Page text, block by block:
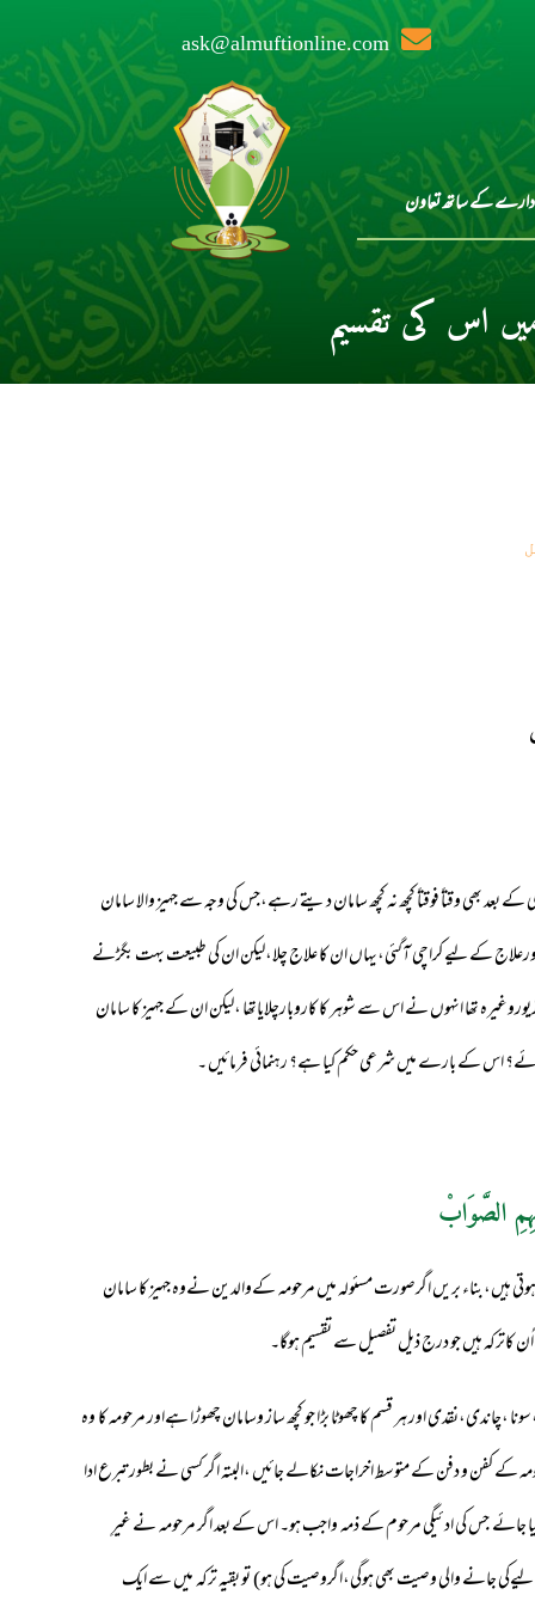
ask@almuftionline.com
کے ساتھ تعاون
اس کی تقسیم
بعد بھی وقتاً فوقتاً کچھ نہ کچھ سامان دیتے رہے،جس کی وجہ سے جہیز والا سامان
اورعلاج کے لیے کراچی آگئی،یہاں ان کا علاج چلا،لیکن ان کی طبیعت بہت بگڑنے
تھا انہوں نے اس سے شوہر کا کاروبارچلایاتھا ،لیکن ان کے جہیز کا سامان
جائے؟ اس کے بارے میں شرعی حکم کیا ہے؟ رہنمائی فرمائیں ۔
الصَّوَابْ
ہیں،بناء بریں اگرصورت مسئولہ میں مرحومہ کےوالدین نےوہ جہیز کا سامان
کاترکہ ہیں جو درج ذیل تفصیل سے تقسیم ہوگا۔
،چاندی،نقدی اور ہر قسم کا چھوٹا بڑا جو کچھ ساز وسامان چھوڑا ہےاور مرحومہ کا وہ
و دفن کے متوسط اخراجات نکالے جائیں ،البتہ اگر کسی نے بطور تبرع ادا
جائے جس کی ادئیگی مرحوم کے ذمہ واجب ہو۔ اس کے بعد اگر مرحومہ نے غیرِ
جانے والی وصیت بھی ہوگی،اگروصیت کی ہو) تو بقیہ ترکہ میں سے ایک